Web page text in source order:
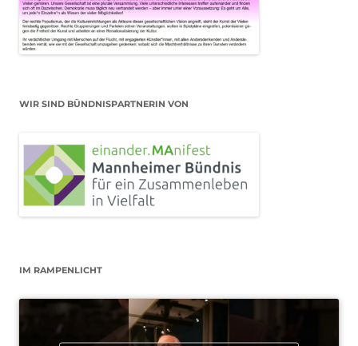
WIR SIND BÜNDNISPARTNERIN VON
IM RAMPENLICHT